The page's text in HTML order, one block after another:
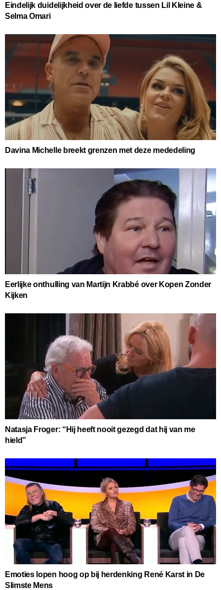
Eindelijk duidelijkheid over de liefde tussen Lil Kleine &
Selma Omari
Davina Michelle breekt grenzen met deze mededeling
Eerlijke onthulling van Martijn Krabbé over Kopen Zonder
Kijken
Natasja Froger: “Hij heeft nooit gezegd dat hij van me
hield”
Emoties lopen hoog op bij herdenking René Karst in De
Slimste Mens